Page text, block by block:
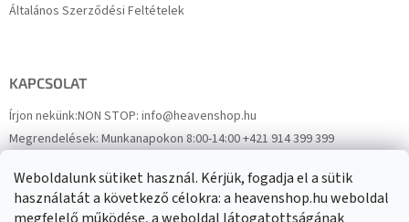
Weboldalunk sütiket használ. Kérjük, fogadja el a sütik
használatát a következő célokra: a heavenshop.hu weboldal
Általános Szerződési Feltételek
KAPCSOLAT
Írjon nekünk:NON STOP: info@heavenshop.hu
Megrendelések:Munkanapokon 8:00-14:00 +421 914 399 399
FacebookHeavenShop.sk